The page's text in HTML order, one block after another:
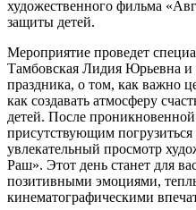
художественного фильма
защиты детей.
Мероприятие проведет
Тамбовская Лидия Юрьевна и
праздника, о том, как важно
как создавать атмосферу
детей. После
присутствующим
увлекательный просмотр
Раш». Этот день станет для
позитивными эмоциями,
кинематографическими